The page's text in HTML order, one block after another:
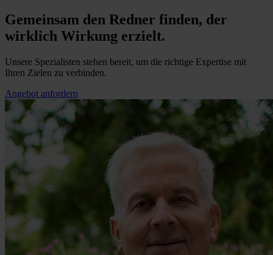
Gemeinsam den Redner finden, der
wirklich Wirkung erzielt.
Unsere Spezialisten stehen bereit, um die richtige Expertise mit
Ihren Zielen zu verbinden.
Angebot anfordern